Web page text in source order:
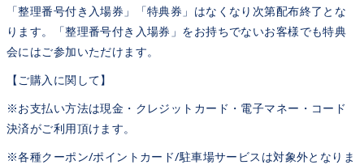
「整理番号付き入場券」「特典券」はなくなり次第配布終了とな
ります。「整理番号付き入場券」をお持ちでないお客様でも特典
会にはご参加いただけます。
【ご購入に関して】
※お支払い方法は現金・クレジットカード・電子マネー・コード
決済がご利用頂けます。
※各種クーポン/ポイントカード/駐車場サービスは対象外となりま